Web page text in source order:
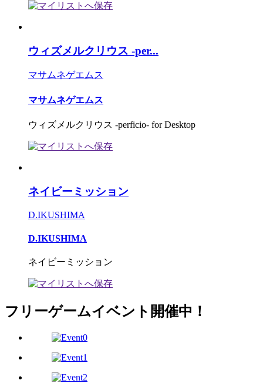
ウィズメルクリウス -per...
マサムネゲエムス
マサムネゲエムス
ウィズメルクリウス -perficio- for Desktop
ネイビーミッション
D.IKUSHIMA
D.IKUSHIMA
ネイビーミッション
フリーゲームイベント開催中！